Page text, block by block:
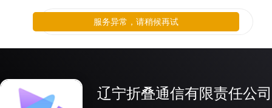
辽宁折叠通信有限责任公司
服务异常，请稍候再试